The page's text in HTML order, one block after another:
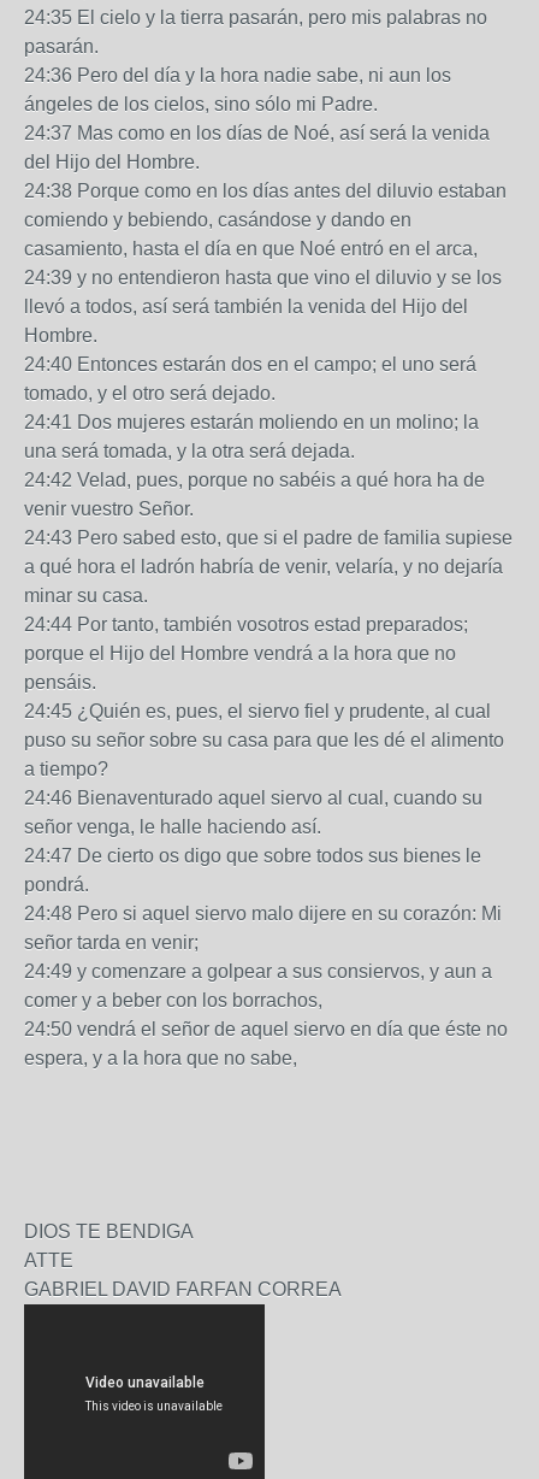
24:35 El cielo y la tierra pasarán, pero mis palabras no
pasarán.
24:36 Pero del día y la hora nadie sabe, ni aun los
ángeles de los cielos, sino sólo mi Padre.
24:37 Mas como en los días de Noé, así será la venida
del Hijo del Hombre.
24:38 Porque como en los días antes del diluvio estaban
comiendo y bebiendo, casándose y dando en
casamiento, hasta el día en que Noé entró en el arca,
24:39 y no entendieron hasta que vino el diluvio y se los
llevó a todos, así será también la venida del Hijo del
Hombre.
24:40 Entonces estarán dos en el campo; el uno será
tomado, y el otro será dejado.
24:41 Dos mujeres estarán moliendo en un molino; la
una será tomada, y la otra será dejada.
24:42 Velad, pues, porque no sabéis a qué hora ha de
venir vuestro Señor.
24:43 Pero sabed esto, que si el padre de familia supiese
a qué hora el ladrón habría de venir, velaría, y no dejaría
minar su casa.
24:44 Por tanto, también vosotros estad preparados;
porque el Hijo del Hombre vendrá a la hora que no
pensáis.
24:45 ¿Quién es, pues, el siervo fiel y prudente, al cual
puso su señor sobre su casa para que les dé el alimento
a tiempo?
24:46 Bienaventurado aquel siervo al cual, cuando su
señor venga, le halle haciendo así.
24:47 De cierto os digo que sobre todos sus bienes le
pondrá.
24:48 Pero si aquel siervo malo dijere en su corazón: Mi
señor tarda en venir;
24:49 y comenzare a golpear a sus consiervos, y aun a
comer y a beber con los borrachos,
24:50 vendrá el señor de aquel siervo en día que éste no
espera, y a la hora que no sabe,
DIOS TE BENDIGA
ATTE
GABRIEL DAVID FARFAN CORREA